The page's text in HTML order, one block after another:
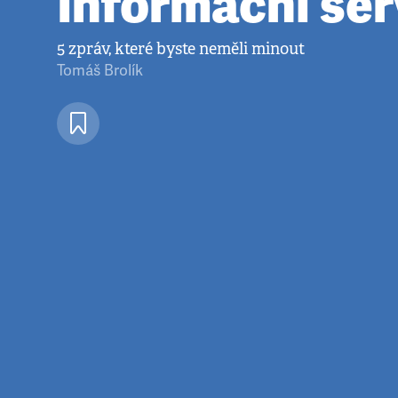
5 zpráv, které byste neměli minout
Tomáš Brolík